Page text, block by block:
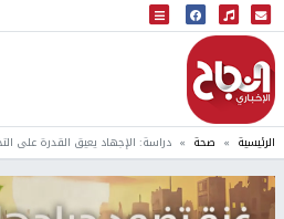
البث المباشر
إذاعة النجاح
الرئيسية صحة دراسة: الإجهاد يعيق القدرة على